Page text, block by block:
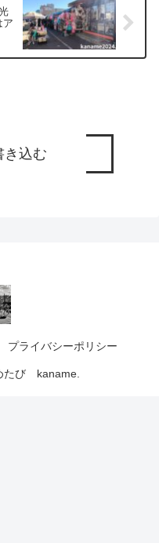
ア
き込む
プライバシーポリシー
たび kaname.